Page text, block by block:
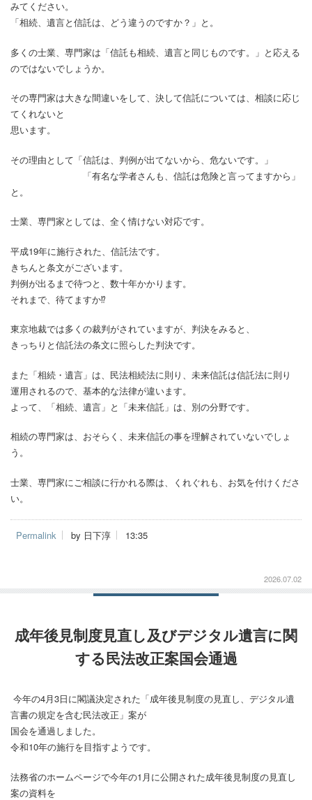
みてください。
「相続、遺言と信託は、どう違うのですか？」と。
多くの士業、専門家は「信託も相続、遺言と同じものです。」と応える
のではないでしょうか。
その専門家は大きな間違いをして、決して信託については、相談に応じ
てくれないと
思います。
その理由として「信託は、判例が出てないから、危ないです。」
「有名な学者さんも、信託は危険と言ってますから」
と。
士業、専門家としては、全く情けない対応です。
平成19年に施行された、信託法です。
きちんと条文がございます。
判例が出るまで待つと、数十年かかります。
それまで、待てますか⁉
東京地裁では多くの裁判がされていますが、判決をみると、
きっちりと信託法の条文に照らした判決です。
また「相続・遺言」は、民法相続法に則り、未来信託は信託法に則り
運用されるので、基本的な法律が違います。
よって、「相続、遺言」と「未来信託」は、別の分野です。
相続の専門家は、おそらく、未来信託の事を理解されていないでしょ
う。
士業、専門家にご相談に行かれる際は、くれぐれも、お気を付けくださ
い。
Permalink by 日下淳 13:35
2026.07.02
成年後見制度見直し及びデジタル遺言に関
する民法改正案国会通過
今年の4月3日に閣議決定された「成年後見制度の見直し、デジタル遺
言書の規定を含む民法改正」案が
国会を通過しました。
令和10年の施行を目指すようです。
法務省のホームページで今年の1月に公開された成年後見制度の見直し
案の資料を